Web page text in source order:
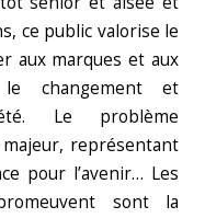
ce public valorise le
aux marques et aux
changement et
Le problème
représentant
pour l’avenir… Les
sont la